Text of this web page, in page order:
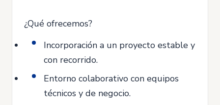
¿Qué ofrecemos?
Incorporación a un proyecto estable y
con recorrido.
Entorno colaborativo con equipos
técnicos y de negocio.